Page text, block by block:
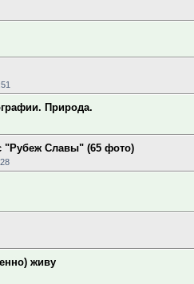
Природа.
"Рубеж Славы" (65 фото)
живу